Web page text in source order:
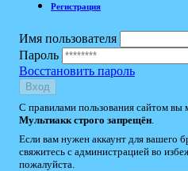
Регистрация
Имя пользователя
Пароль
Восстановить пароль
Вход
С правилами пользования сайтом вы
Мультиакк строго запрещён
Если вам нужен аккаунт для вашего
свяжитесь с администрацией во
пожалуйста.